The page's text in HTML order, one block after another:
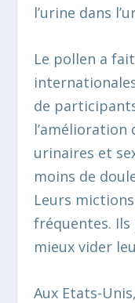
l’urine dans
Le pollen a
de
l’amélioration
urinaires et
moins de
Leurs
fréquentes.
mieux vider
Aux Etats-